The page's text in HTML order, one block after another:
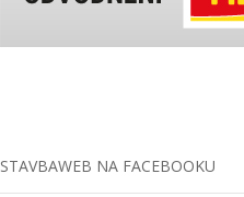
STAVBAWEB NA FACEBOOKU